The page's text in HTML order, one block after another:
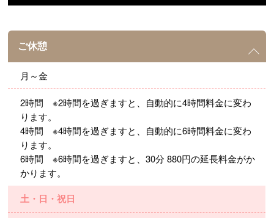
ご休憩
月～金
2時間 ※2時間を過ぎますと、自動的に4時間料金に変わ
ります。
4時間 ※4時間を過ぎますと、自動的に6時間料金に変わ
ります。
6時間 ※6時間を過ぎますと、30分 880円の延長料金がか
かります。
土・日・祝日